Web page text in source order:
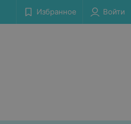
Избранное Войти